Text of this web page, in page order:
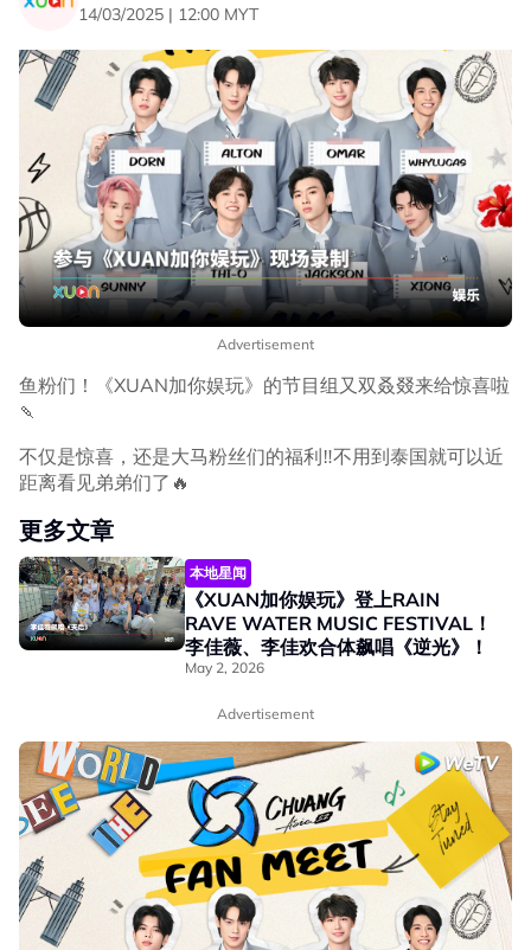
14/03/2025 | 12:00 MYT
Advertisement
鱼粉们！《XUAN加你娱玩》的节目组又双叒叕来给惊喜啦
🍡
不仅是惊喜，还是大马粉丝们的福利‼️不用到泰国就可以近
距离看见弟弟们了🔥
更多文章
本地星闻
《XUAN加你娱玩》登上RAIN
RAVE WATER MUSIC FESTIVAL！
李佳薇、李佳欢合体飙唱《逆光》！
May 2, 2026
Advertisement